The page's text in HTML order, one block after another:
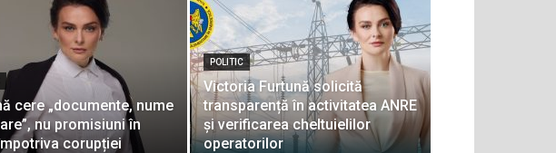
cere „documente, nume
nu promisiuni în
corupției
POLITIC
Victoria Furtună solicită
transparență în activitatea ANRE
și verificarea cheltuielilor
operatorilor